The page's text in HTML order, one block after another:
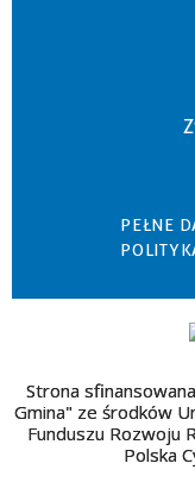
PEŁNE
Strona
Gmina" ze środków
Funduszu Rozwoju
Polska